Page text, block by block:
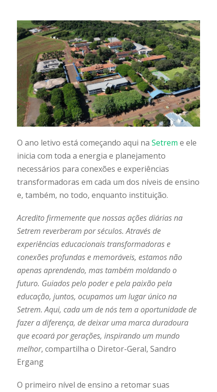
O ano letivo está começando aqui na Setrem e ele
inicia com toda a energia e planejamento
necessários para conexões e experiências
transformadoras em cada um dos níveis de ensino
e, também, no todo, enquanto instituição.
Acredito firmemente que nossas ações diárias na
Setrem reverberam por séculos. Através de
experiências educacionais transformadoras e
conexões profundas e memoráveis, estamos não
apenas aprendendo, mas também moldando o
futuro. Guiados pelo poder e pela paixão pela
educação, juntos, ocupamos um lugar único na
Setrem. Aqui, cada um de nós tem a oportunidade de
fazer a diferença, de deixar uma marca duradoura
que ecoará por gerações, inspirando um mundo
melhor, compartilha o Diretor-Geral, Sandro
Ergang
O primeiro nível de ensino a retomar suas